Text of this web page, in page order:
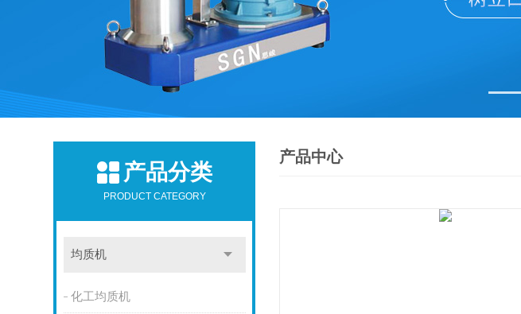
产品分类
PRODUCT CATEGORY
均质机
化工均质机
产品中心